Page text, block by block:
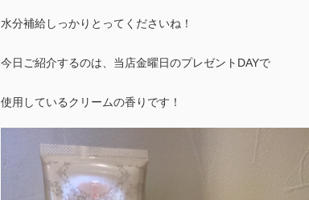
水分補給しっかりとってくださいね！
今日ご紹介するのは、当店金曜日のプレゼントDAYで
使用しているクリームの香りです！